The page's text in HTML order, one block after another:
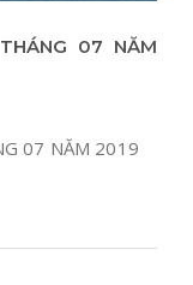
07 NĂM
07 NĂM 2019